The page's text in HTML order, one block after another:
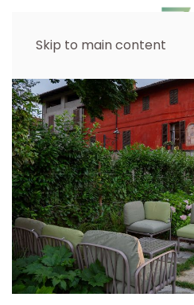
Skip to main content